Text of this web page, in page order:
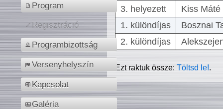
Program
Regisztráció
Programbizottság
Versenyhelyszín
Kapcsolat
Galéria
3. helyezett
Kiss
1. különdíjas
Bosznai
2. különdíjas
Ezt raktuk össze:Töltsd le!.